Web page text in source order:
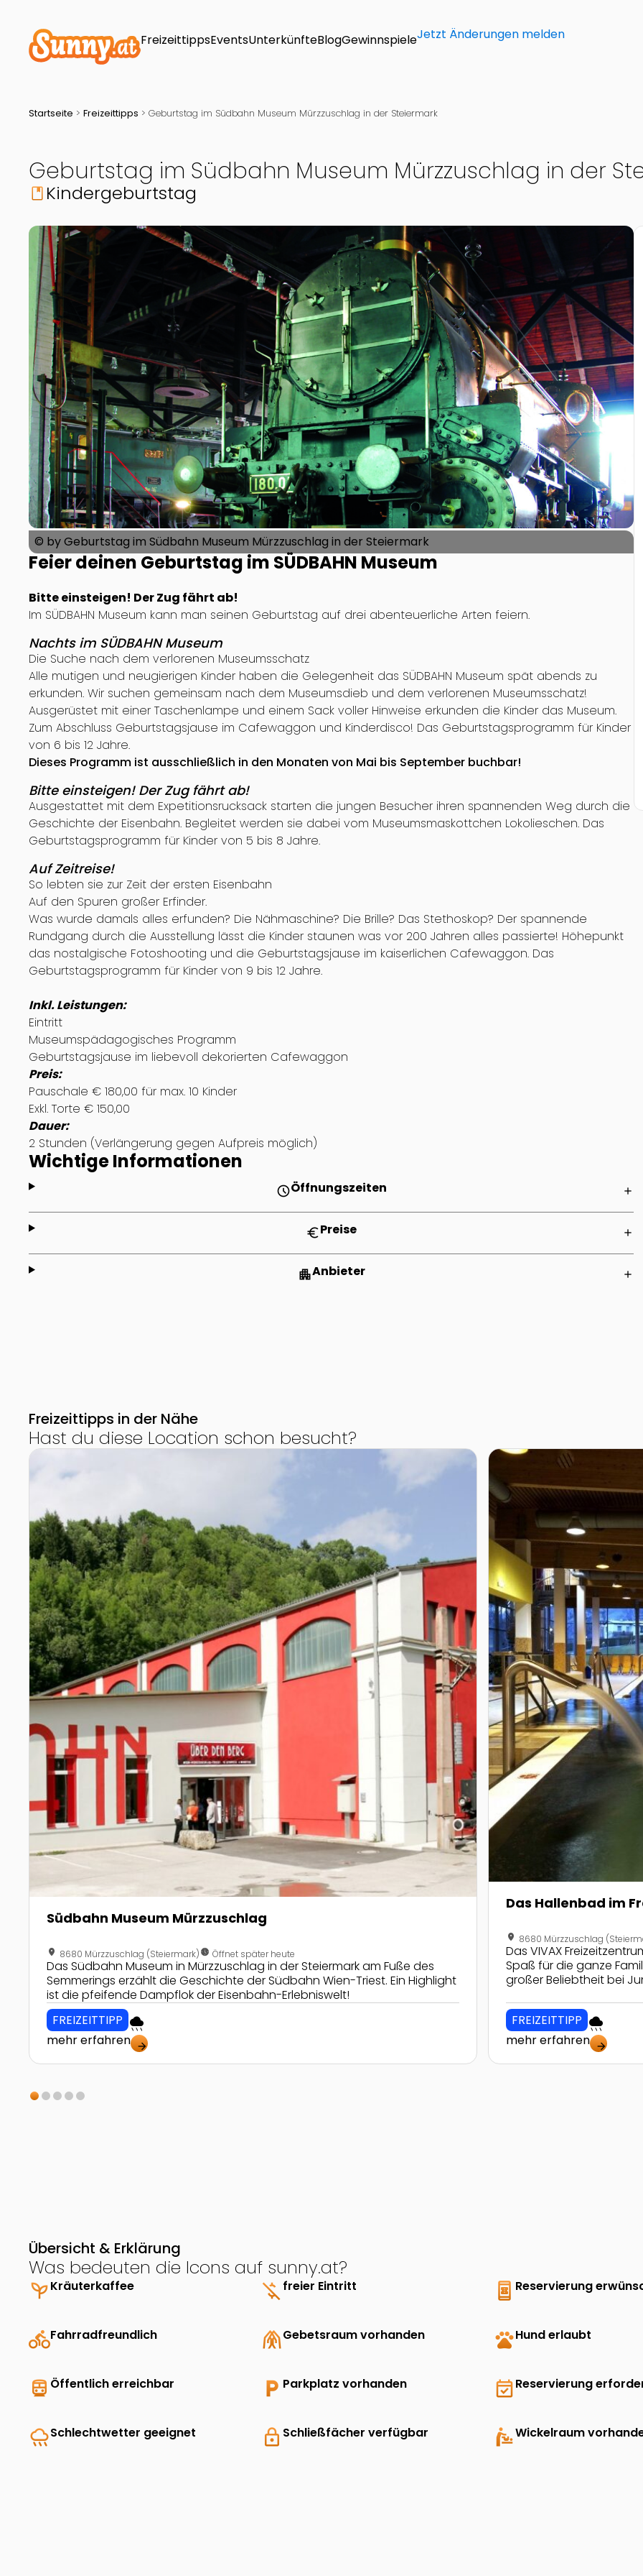
FreizeittippsEventsUnterkünfteBlogGewinnspieleJetzt Änderungen melden
Startseite > Freizeittipps > Geburtstag im Südbahn Museum Mürzzuschlag in der Steiermark
Geburtstag im Südbahn Museum Mürzzuschlag in der
book Kindergeburtstag
© by Geburtstag im Südbahn Museum Mürzzuschlag in der Steiermark
Feier deinen Geburtstag im SÜDBAHN Museum
Bitte einsteigen! Der Zug fährt ab!
Im SÜDBAHN Museum kann man seinen Geburtstag auf drei abenteuerliche Arten feiern.
Nachts im SÜDBAHN Museum
Die Suche nach dem verlorenen Museumsschatz
Alle mutigen und neugierigen Kinder haben die Gelegenheit das SÜDBAHN Museum spät abends zu
erkunden. Wir suchen gemeinsam nach dem Museumsdieb und dem verlorenen Museumsschatz!
Ausgerüstet mit einer Taschenlampe und einem Sack voller Hinweise erkunden die Kinder das Museum.
Zum Abschluss Geburtstagsjause im Cafewaggon und Kinderdisco! Das Geburtstagsprogramm für Kinder
von 6 bis 12 Jahre.
Dieses Programm ist ausschließlich in den Monaten von Mai bis September buchbar!
Bitte einsteigen! Der Zug fährt ab!
Ausgestattet mit dem Expetitionsrucksack starten die jungen Besucher ihren spannenden Weg durch die
Geschichte der Eisenbahn. Begleitet werden sie dabei vom Museumsmaskottchen Lokolieschen. Das
Geburtstagsprogramm für Kinder von 5 bis 8 Jahre.
Auf Zeitreise!
So lebten sie zur Zeit der ersten Eisenbahn
Auf den Spuren großer Erfinder.
Was wurde damals alles erfunden? Die Nähmaschine? Die Brille? Das Stethoskop? Der spannende
Rundgang durch die Ausstellung lässt die Kinder staunen was vor 200 Jahren alles passierte! Höhepunkt
das nostalgische Fotoshooting und die Geburtstagsjause im kaiserlichen Cafewaggon. Das
Geburtstagsprogramm für Kinder von 9 bis 12 Jahre.
Inkl. Leistungen:
Eintritt
Museumspädagogisches Programm
Geburtstagsjause im liebevoll dekorierten Cafewaggon
Preis:
Pauschale € 180,00 für max. 10 Kinder
Exkl. Torte € 150,00
Dauer:
2 Stunden (Verlängerung gegen Aufpreis möglich)
Wichtige Informationen
scheduleÖffnungszeiten add
euroPreise add
apartmentAnbieter add
Freizeittipps in der Nähe
Hast du diese Location schon besucht?
Zur Detailseite von Südbahn Museum Mürzzuschlag
Südbahn Museum Mürzzuschlag
location_on 8680 Mürzzuschlag (Steiermark)nest_clock_farsight_analog Öffnet später heute
Das Südbahn Museum in Mürzzuschlag in der Steiermark am Fuße des
Semmerings erzählt die Geschichte der Südbahn Wien-Triest. Ein Highlight
ist die pfeifende Dampflok der Eisenbahn-Erlebniswelt!
FREIZEITTIPP rainy
mehr erfahren arrow_forward
Zur Detailseite von Das
Das Hallenbad im
location_on 8680 Mürzzuschlag
Das VIVAX
Spaß für die ganze
großer Beliebtheit bei
FREIZEITTIPP rainy
mehr erfahren arrow_forward
Übersicht & Erklärung
Was bedeuten die Icons auf sunny.at?
psychiatryKräuterkaffee money_off freier Eintritt book_online Reservierung
directions_bikeFahrradfreundlich folded_handsGebetsraum vorhanden petsHund erlaubt
directions_transit Öffentlich erreichbar local_parking Parkplatz vorhanden event_availableReservierung
rainySchlechtwetter geeignet lock Schließfächer verfügbar baby_changing_stationWickelraum